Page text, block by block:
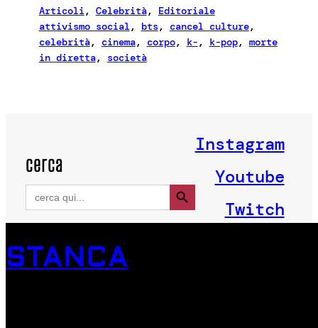
Articoli, Celebrità, Editoriale
attivismo social, bts, cancel culture
celebrità, cinema, corpo, k-, k-pop, morte
in diretta, società
cerca
Search
for:
Search Button
Instagram
Youtube
Twitch
STANCA